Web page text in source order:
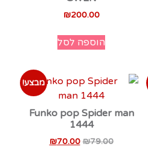
₪200.00
הוספה לסל
מבצע!
Funko pop Spider man
1444
₪79.00
₪70.00